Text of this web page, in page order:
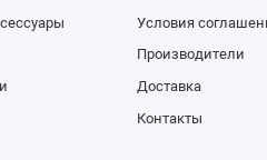
или делать фото с близкого
режим. Он включается при
цветами и низким уровнем шума
Условия
Производители
Доставка
Контакты